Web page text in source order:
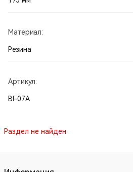
Материал:
Резина
Артикул:
BI-07A
Раздел не найден